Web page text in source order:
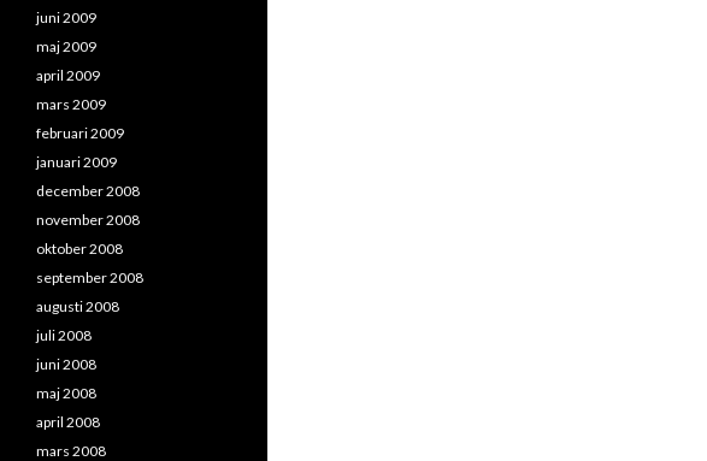
juni 2009
maj 2009
april 2009
mars 2009
februari 2009
januari 2009
december 2008
november 2008
oktober 2008
september 2008
augusti 2008
juli 2008
juni 2008
maj 2008
april 2008
mars 2008